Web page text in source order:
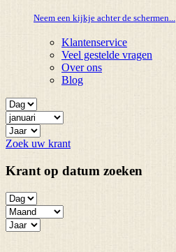
Neem een kijkje achter de schermen...
Klantenservice
Veel gestelde vragen
Over ons
Blog
Zoek uw krant
Krant op datum zoeken